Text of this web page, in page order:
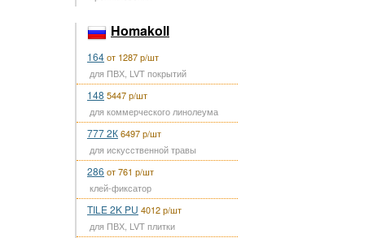
Homakoll
164от 1287 р/шт
для ПВХ, LVT покрытий
148 5447 р/шт
для коммерческого линолеума
777 2К6497 р/шт
для искусственной травы
286 от 761 р/шт
клей-фиксатор
TILE 2K PU 4012 р/шт
для ПВХ, LVT плитки